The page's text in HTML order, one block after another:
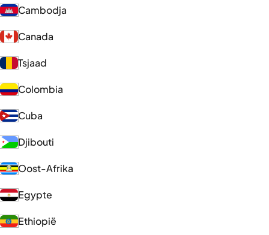
Cambodja
Canada
Tsjaad
Colombia
Cuba
Djibouti
Oost-Afrika
Egypte
Ethiopië